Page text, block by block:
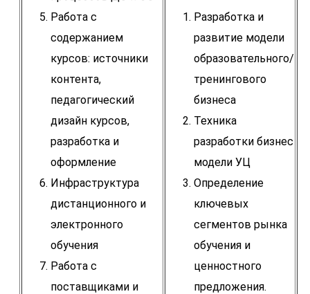
Работа с
содержанием
курсов: источники
контента,
педагогический
дизайн курсов,
разработка и
оформление
Инфраструктура
дистанционного и
электронного
обучения
Работа с
поставщиками и
Разработка и
развитие модели
образовательного/
тренингового
бизнеса
Техника
разработки бизнес
модели УЦ
Определение
ключевых
сегментов рынка
обучения и
ценностного
предложения.